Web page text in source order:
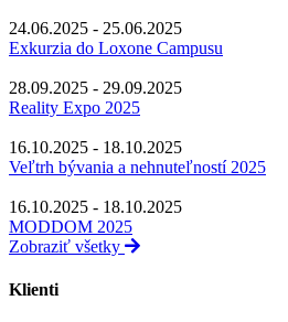
24.06.2025 - 25.06.2025
Exkurzia do Loxone Campusu
28.09.2025 - 29.09.2025
Reality Expo 2025
16.10.2025 - 18.10.2025
Veľtrh bývania a nehnuteľností 2025
16.10.2025 - 18.10.2025
MODDOM 2025
Zobraziť všetky
Klienti